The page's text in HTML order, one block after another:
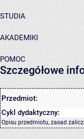
STUDIA
AKADEMIKI
POMOC
Szczegółowe
Przedmiot:
Cykl dydaktyczny:
Opisu przedmiotu, zasad